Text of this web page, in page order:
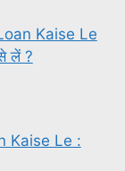
Kaise Le
लें ?
Kaise Le :